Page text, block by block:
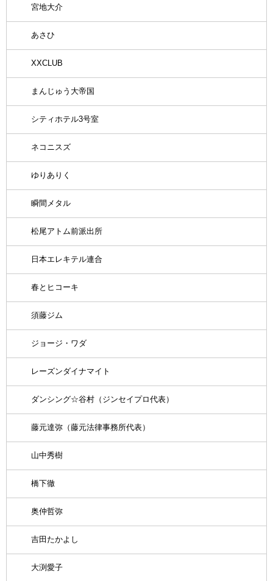
宮地大介
あさひ
XXCLUB
まんじゅう大帝国
シティホテル3号室
ネコニスズ
ゆりありく
瞬間メタル
松尾アトム前派出所
日本エレキテル連合
春とヒコーキ
須藤ジム
ジョージ・ワダ
レーズンダイナマイト
ダンシング☆谷村（ジンセイプロ代表）
藤元達弥（藤元法律事務所代表）
山中秀樹
橋下徹
奥仲哲弥
吉田たかよし
大渕愛子